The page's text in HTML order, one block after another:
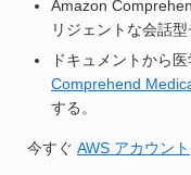
Amazon
リジェントな会話
ドキュメントから医
Comprehend
する。
今すぐ AWS アカウント